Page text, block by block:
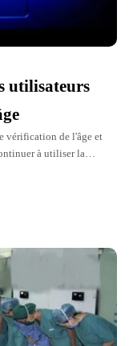
utilisateurs
vérification de l'âge et
à utiliser la